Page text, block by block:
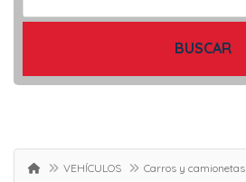
BUSCAR
VEHÍCULOS
Carros y camionetas